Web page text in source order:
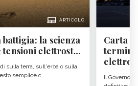
ARTICOLO
la scienza
elettrost...
sulla terra, sull'erba o sulla
semplice c...
Carta
Il Governo